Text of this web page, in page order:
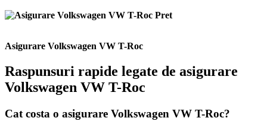
Asigurare Volkswagen VW T-Roc
Raspunsuri rapide legate de asigurare
Volkswagen VW T-Roc
Cat costa o asigurare Volkswagen VW T-Roc?